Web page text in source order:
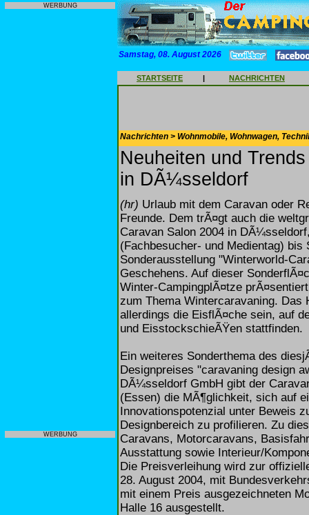
WERBUNG
WERBUNG
Samstag, 08. August 2026
STARTSEITE | NACHRICHTEN
Nachrichten > Wohnmobile, Wohnwagen,
Neuheiten und
in DÃ¼sseldorf
(hr) Urlaub mit dem Caravan oder
Freunde. Dem trÃ¤gt auch die
Caravan Salon 2004 in
(Fachbesucher- und Medientag)
Sonderausstellung "Winterworld-
Geschehens. Auf dieser
Winter-CampingplÃ¤tze
zum Thema Wintercaravaning. Das
allerdings die EisflÃ¤che sein, auf
und EisstockschieÃŸen stattfinden.
Ein weiteres Sonderthema des
Designpreises "caravaning design
DÃ¼sseldorf GmbH gibt der
(Essen) die MÃ¶glichkeit, sich auf
Innovationspotenzial unter Beweis
Designbereich zu profilieren. Zu
Caravans, Motorcaravans,
Ausstattung sowie Interieur/
Die Preisverleihung wird zur
28. August 2004, mit
mit einem Preis ausgezeichneten
Halle 16 ausgestellt.